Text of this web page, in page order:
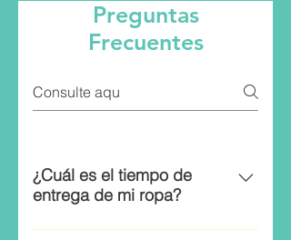
Preguntas
Frecuentes
¿Cuál es el tiempo de
entrega de mi ropa?
El plazo de entrega regular para